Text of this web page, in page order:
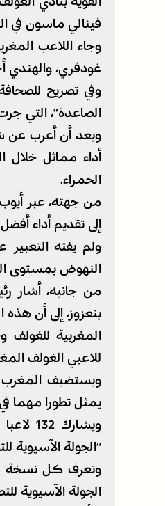
فينالي ماسون في المركز
غودفري، والهندي
وفي تصريح
الصاعدة”، التي
وبعد أن أعرب عن
الحمراء.
من جهته، عبر أيوب
إلى تقديم أداء
ولم يفته
النهوض بمستوى
من جانبه، أشار
بنعزوز، إلى أن
المغربية للغولف
للاعبي الغولف
ويستضيف المغرب
يمثل تطورا مهما
“الجولة الآسيوية
الجولة الآسيوية